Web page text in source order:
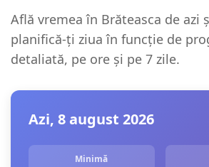
Află vremea în Brăteasca de azi
planifică-ți ziua în funcție de
detaliată, pe ore și pe 7 zile.
Azi, 8 august 2026
Minimă